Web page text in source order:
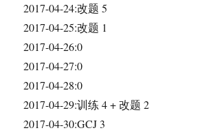
2017-04-24:改题 5
2017-04-25:改题 1
2017-04-26:0
2017-04-27:0
2017-04-28:0
2017-04-29:训练 4 + 改题 2
2017-04-30:GCJ 3